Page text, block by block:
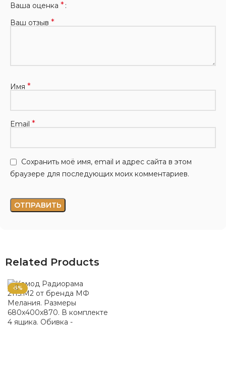
Ваша оценка *
Ваш отзыв *
Имя *
Email *
Сохранить моё имя, email и адрес сайта в этом
браузере для последующих моих комментариев.
Related Products
-5%